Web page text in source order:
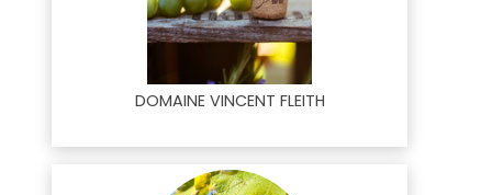
DOMAINE VINCENT FLEITH